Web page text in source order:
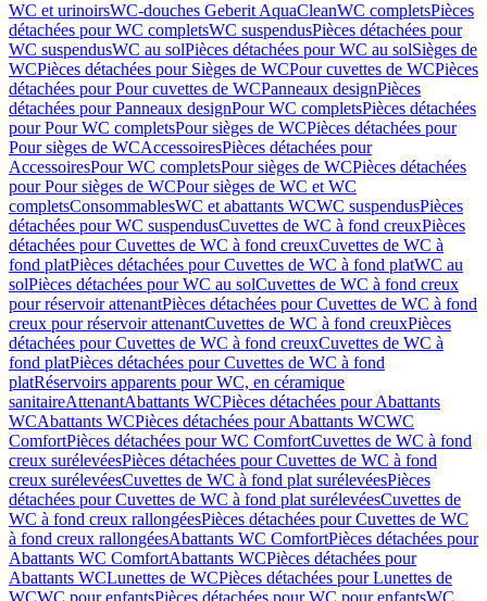
WC et urinoirsWC-douches Geberit AquaCleanWC completsPièces
détachées pour WC completsWC suspendusPièces détachées pour
WC suspendusWC au solPièces détachées pour WC au solSièges de
WCPièces détachées pour Sièges de WCPour cuvettes de WCPièces
détachées pour Pour cuvettes de WCPanneaux designPièces
détachées pour Panneaux designPour WC completsPièces détachées
pour Pour WC completsPour sièges de WCPièces détachées pour
Pour sièges de WCAccessoiresPièces détachées pour
AccessoiresPour WC completsPour sièges de WCPièces détachées
pour Pour sièges de WCPour sièges de WC et WC
completsConsommablesWC et abattants WCWC suspendusPièces
détachées pour WC suspendusCuvettes de WC à fond creuxPièces
détachées pour Cuvettes de WC à fond creuxCuvettes de WC à
fond platPièces détachées pour Cuvettes de WC à fond platWC au
solPièces détachées pour WC au solCuvettes de WC à fond creux
pour réservoir attenantPièces détachées pour Cuvettes de WC à fond
creux pour réservoir attenantCuvettes de WC à fond creuxPièces
détachées pour Cuvettes de WC à fond creuxCuvettes de WC à
fond platPièces détachées pour Cuvettes de WC à fond
platRéservoirs apparents pour WC, en céramique
sanitaireAttenantAbattants WCPièces détachées pour Abattants
WCAbattants WCPièces détachées pour Abattants WCWC
ComfortPièces détachées pour WC ComfortCuvettes de WC à fond
creux surélevéesPièces détachées pour Cuvettes de WC à fond
creux surélevéesCuvettes de WC à fond plat surélevéesPièces
détachées pour Cuvettes de WC à fond plat surélevéesCuvettes de
WC à fond creux rallongéesPièces détachées pour Cuvettes de WC
à fond creux rallongéesAbattants WC ComfortPièces détachées pour
Abattants WC ComfortAbattants WCPièces détachées pour
Abattants WCLunettes de WCPièces détachées pour Lunettes de
WCWC pour enfantsPièces détachées pour WC pour enfantsWC